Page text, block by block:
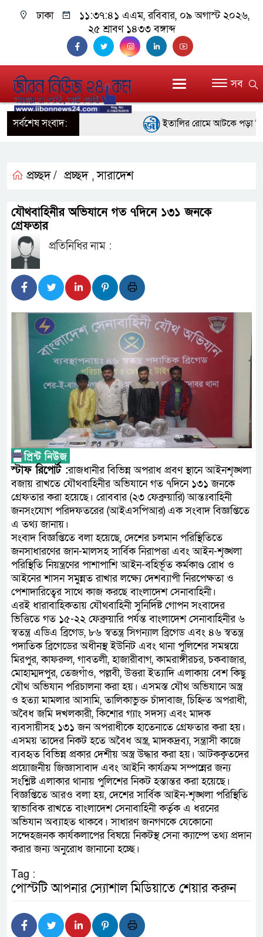
ঢাকা ১১:৩৭:৪২ এএম, রবিবার, ০৯ অগাস্ট ২০২৬,
২৫ শ্রাবণ ১৪৩৩ বঙ্গাব্দ
সব
সর্বশেষ সংবাদ:
ইতালির রোমে আটকে পড়া
সদস্য
সিএমএসএফ পুঁজিবাজারে
গুরুত্বপূর্ণ ভূমিকা রাখছে: ওয়াসি আজম
আন্তর্জাতিক মানের প্যারা
নিয়েছে সরকার
নদী দূষণ রোধে সমন্বিত
নেই : প্রধানমন্ত্রী
লালমনিরহাটে মাদকসহ
ওমানের সঙ্গে ইরানের হরমুজ
প্রচ্ছদ / প্রচ্ছদ ,সারাদেশ
যৌথবাহিনীর অভিযানে গত ৭দিনে ১৩১ জনকে
গ্রেফতার
প্রতিনিধির নাম :
স্টাফ রিপোর্ট :রাজধানীর বিভিন্ন অপরাধ প্রবণ স্থানে আইনশৃঙ্খলা
বজায় রাখতে যৌথবাহিনীর অভিযানে গত ৭দিনে ১৩১ জনকে
গ্রেফতার করা হয়েছে। রোববার (২৩ ফেব্রুয়ারি) আন্তঃবাহিনী
জনসংযোগ পরিদফতরের (আইএসপিআর) এক সংবাদ বিজ্ঞপ্তিতে
এ তথ্য জানায়।
সংবাদ বিজ্ঞপ্তিতে বলা হয়েছে, দেশের চলমান পরিস্থিতিতে
জনসাধারণের জান-মালসহ সার্বিক নিরাপত্তা এবং আইন-শৃঙ্খলা
পরিস্থিতি নিয়ন্ত্রণের পাশাপাশি আইন-বহির্ভূত কর্মকাণ্ড রোধ ও
আইনের শাসন সমুন্নত রাখার লক্ষ্যে দেশব্যাপী নিরপেক্ষতা ও
পেশাদারিত্বের সাথে কাজ করছে বাংলাদেশ সেনাবাহিনী।
এরই ধারাবাহিকতায় যৌথবাহিনী সুনির্দিষ্ট গোপন সংবাদের
ভিত্তিতে গত ১৫-২২ ফেব্রুয়ারি পর্যন্ত বাংলাদেশ সেনাবাহিনীর ৬
স্বতন্ত্র এডিএ ব্রিগেড, ৮৬ স্বতন্ত্র সিগন্যাল ব্রিগেড এবং ৪৬ স্বতন্ত্র
পদাতিক ব্রিগেডের অধীনস্থ ইউনিট এবং থানা পুলিশের সমন্বয়ে
মিরপুর, কাফরুল, গাবতলী, হাজারীবাগ, কামরাঙ্গীরচর, চকবাজার,
মোহাম্মদপুর, তেজগাঁও, পল্লবী, উত্তরা ইত্যাদি এলাকায় বেশ কিছু
যৌথ অভিযান পরিচালনা করা হয়। এসমস্ত যৌথ অভিযানে অস্ত্র
ও হত্যা মামলার আসামি, তালিকাভুক্ত চাঁদাবাজ, চিহ্নিত অপরাধী,
অবৈধ জমি দখলকারী, কিশোর গ্যাং সদস্য এবং মাদক
ব্যবসায়ীসহ ১৩১ জন অপরাধীকে হাতেনাতে গ্রেফতার করা হয়।
এসময় তাদের নিকট হতে অবৈধ অস্ত্র, মাদকদ্রব্য, সন্ত্রাসী কাজে
ব্যবহৃত বিভিন্ন প্রকার দেশীয় অস্ত্র উদ্ধার করা হয়। আটককৃতদের
প্রয়োজনীয় জিজ্ঞাসাবাদ এবং আইনি কার্যক্রম সম্পন্নের জন্য
সংশ্লিষ্ট এলাকার থানায় পুলিশের নিকট হস্তান্তর করা হয়েছে।
বিজ্ঞপ্তিতে আরও বলা হয়, দেশের সার্বিক আইন-শৃঙ্খলা পরিস্থিতি
স্বাভাবিক রাখতে বাংলাদেশ সেনাবাহিনী কর্তৃক এ ধরনের
অভিযান অব্যাহত থাকবে। সাধারণ জনগণকে যেকোনো
সন্দেহজনক কার্যকলাপের বিষয়ে নিকটস্থ সেনা ক্যাম্পে তথ্য প্রদান
করার জন্য অনুরোধ জানানো হচ্ছে।
Tag :
পোস্টটি আপনার স্যোশাল মিডিয়াতে শেয়ার করুন